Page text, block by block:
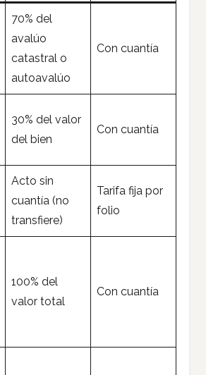
70% del
avalúo
catastral o
autoavalúo
Con cuantía
30% del valor
del bien
Con cuantía
Acto sin
cuantía (no
transfiere)
Tarifa fija por
folio
100% del
valor total
Con cuantía